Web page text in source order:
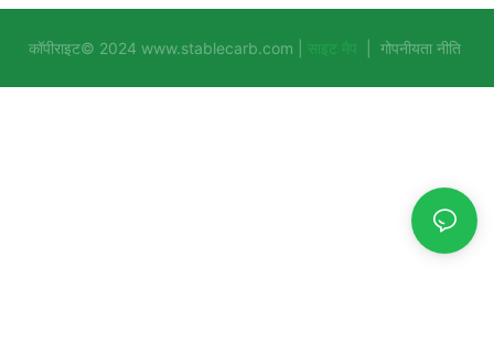
कॉपीराइट© 2024 www.stablecarb.com साइट मैप गोपनीयता नीति